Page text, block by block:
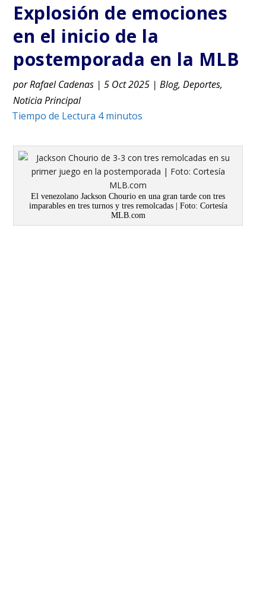
Explosión de emociones
en el inicio de la
postemporada en la MLB
porRafael Cadenas |5 Oct 2025 |Blog,Deportes,
Noticia Principal
El venezolano Jackson Chourio en una gran tarde con tres
imparables en tres turnos y tres remolcadas | Foto: Cortesía
MLB.com